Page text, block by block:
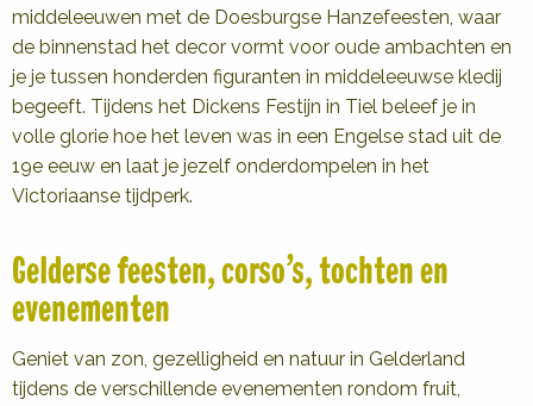
middeleeuwen met de Doesburgse Hanzefeesten, waar
de binnenstad het decor vormt voor oude ambachten en
je je tussen honderden figuranten in middeleeuwse kledij
begeeft. Tijdens het Dickens Festijn in Tiel beleef je in
volle glorie hoe het leven was in een Engelse stad uit de
19e eeuw en laat je jezelf onderdompelen in het
Victoriaanse tijdperk.
Gelderse feesten, corso’s, tochten en
evenementen
Geniet van zon, gezelligheid en natuur in Gelderland
tijdens de verschillende evenementen rondom fruit,